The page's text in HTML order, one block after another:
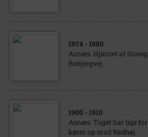
1974 - 1980
Asnæs. Hjørnet af
Bobjergvej.
1900 - 1910
Asnæs. Toget har lige
kører op mod Rødhøj